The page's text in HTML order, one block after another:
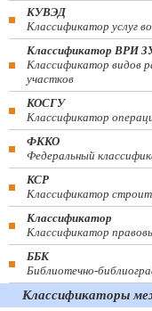
КУВЭД
Классификатор услуг
Классификатор ВРИ
Классификатор видов
участков
КОСГУ
Классификатор
ФККО
Федеральный
КСР
Классификатор
Классификатор
Классификатор
ББК
Библиотечно-
Классификаторы